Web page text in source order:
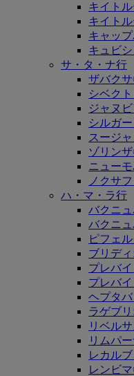
キイト
キイト
キャッ
キュビ
サ・タ・ナ行
ザバク
シベク
ジャヌ
シルガ
スージ
ゾリン
ニュー
ノクサ
ハ・マ・ラ行
バクニ
バクニ
ピフェ
ブリデ
プレバ
プレバ
ヘプタ
ラゲブ
リベル
リムパ
レカル
レンビ